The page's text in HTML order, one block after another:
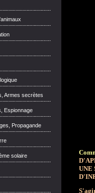
Armes secrètes
Espionnage
Propagande
solaire
UNE